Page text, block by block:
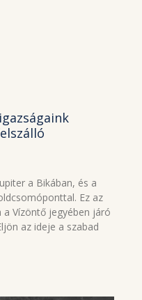
a Bikában, és a
Ez az
Vízöntő jegyében járó
az ideje a szabad